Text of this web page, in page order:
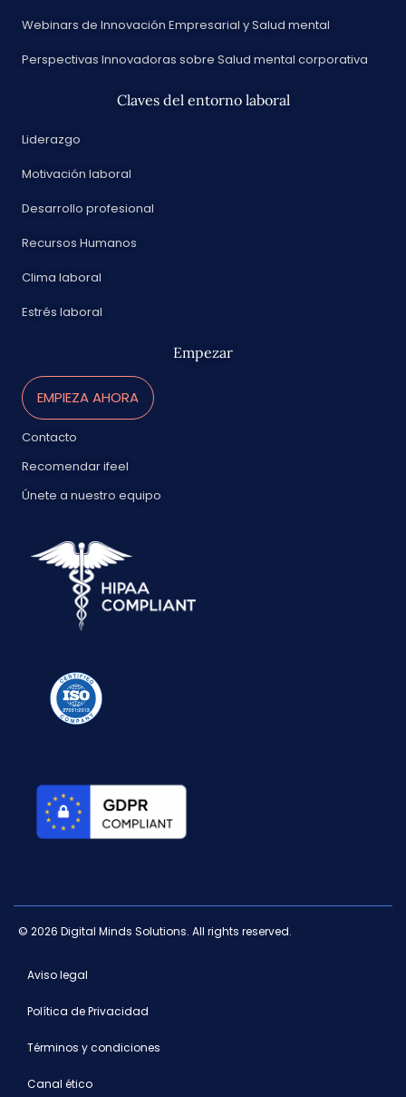
Webinars de Innovación Empresarial y Salud mental
Perspectivas Innovadoras sobre Salud mental corporativa
Claves del entorno laboral
Liderazgo
Motivación laboral
Desarrollo profesional
Recursos Humanos
Clima laboral
Estrés laboral
Empezar
EMPIEZA AHORA
Contacto
Recomendar ifeel
Únete a nuestro equipo
© 2026 Digital Minds Solutions. All rights reserved.
Aviso legal
Política de Privacidad
Términos y condiciones
Canal ético